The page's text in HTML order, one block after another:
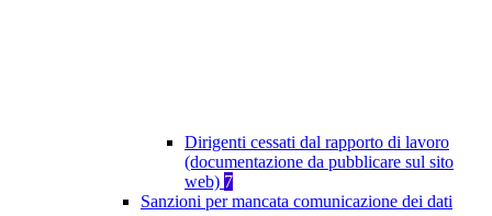
Dirigenti cessati dal rapporto di lavoro
(documentazione da pubblicare sul sito
web) 7
Sanzioni per mancata comunicazione dei dati